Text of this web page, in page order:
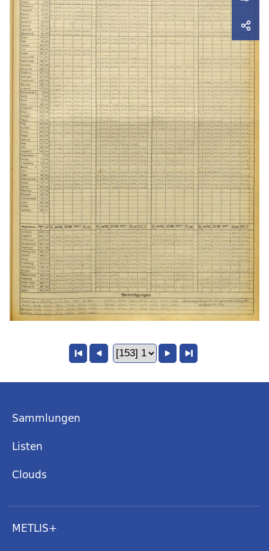
Sammlungen
Listen
Clouds
METLIS+